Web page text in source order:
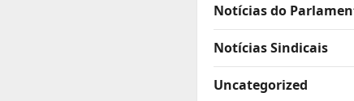
Notícias do
Notícias Sindicais
Uncategorized